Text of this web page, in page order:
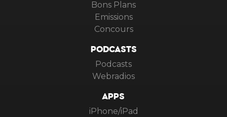
Bons Plans
Emissions
Concours
PODCASTS
Podcasts
Webradios
APPS
iPhone/iPad